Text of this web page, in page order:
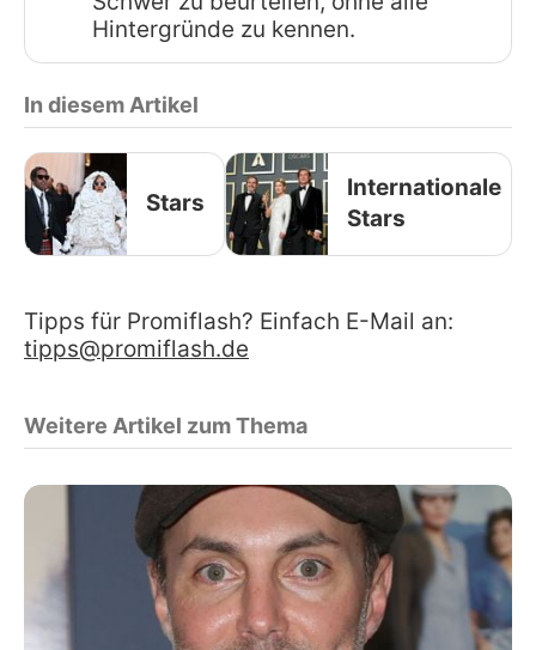
Hintergründe zu kennen.
In diesem Artikel
Stars
Internationale
Stars
Tipps für Promiflash? Einfach E-Mail an:
tipps@promiflash.de
Weitere Artikel zum Thema